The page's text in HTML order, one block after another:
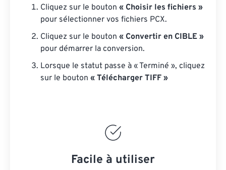
Cliquez sur le bouton « Choisir les fichiers »
pour sélectionner vos fichiers PCX.
Cliquez sur le bouton « Convertir en CIBLE »
pour démarrer la conversion.
Lorsque le statut passe à « Terminé », cliquez
sur le bouton « Télécharger TIFF »
Facile à utiliser